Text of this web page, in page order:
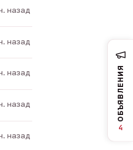
назад
назад
назад
назад
назад
ОБЪЯВЛЕНИЯ
4